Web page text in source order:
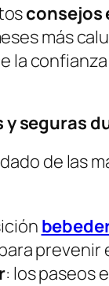
consejos
más
la
seguras
de las
prevenir
: los paseos